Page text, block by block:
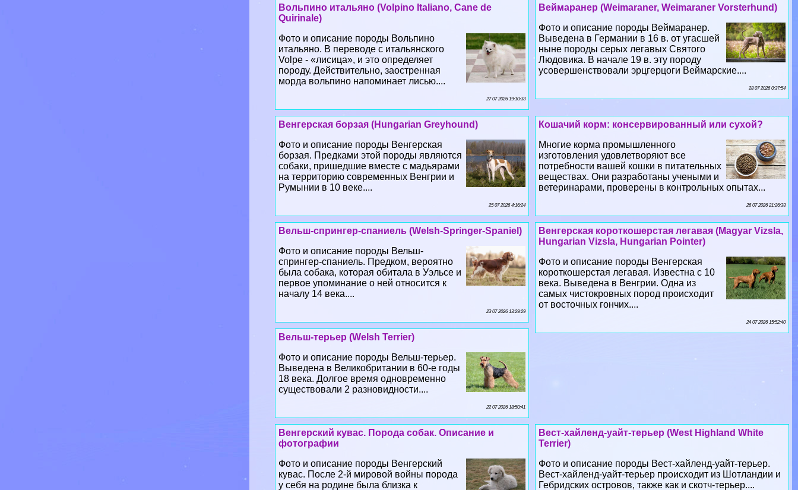
Веймаранер (Weimaraner, Weimaraner Vorsterhund)
Фото и описание породы Веймаранер.
Выведена в Германии в 16 в. от угасшей
ныне породы серых легавых Святого
Людовика. В начале 19 в. эту породу
усовершенствовали эрцгерцоги Веймарские....
28 07 2026 0:37:54
Вольпино итальяно (Volpino Italiano, Cane de
Quirinale)
Фото и описание породы Вольпино
итальяно. В переводе с итальянского
Volpe - «лисица», и это определяет
породу. Действительно, заостренная
морда вольпино напоминает лисью....
27 07 2026 19:10:33
Кошачий корм: консервированный или сухой?
Многие корма промышленного
изготовления удовлетворяют все
потребности вашей кошки в питательных
веществах. Они разработаны учеными и
ветеринарами, проверены в контрольных опытах...
26 07 2026 21:26:33
Венгерская борзая (Hungarian Greyhound)
Фото и описание породы Венгерская
борзая. Предками этой породы являются
собаки, пришедшие вместе с мадьярами
на территорию современных Венгрии и
Румынии в 10 веке....
25 07 2026 4:16:24
Венгерская короткошерстая легавая (Magyar Vizsla,
Hungarian Vizsla, Hungarian Pointer)
Фото и описание породы Венгерская
короткошерстая легавая. Известна с 10
века. Выведена в Венгрии. Одна из
самых чистокровных пород происходит
от восточных гончих....
24 07 2026 15:52:40
Вельш-спрингер-спаниель (Welsh-Springer-Spaniel)
Фото и описание породы Вельш-
спрингер-спаниель. Предком, вероятно
была собака, которая обитала в Уэльсе и
первое упоминание о ней относится к
началу 14 века....
23 07 2026 13:29:29
Вельш-терьер (Welsh Terrier)
Фото и описание породы Вельш-терьер.
Выведена в Великобритании в 60-е годы
18 века. Долгое время одновременно
существовали 2 разновидности....
22 07 2026 18:50:41
Вест-хайленд-уайт-терьер (West Highland White
Terrier)
Фото и описание породы Вест-хайленд-уайт-терьер.
Вест-хайленд-уайт-терьер происходит из Шотландии и
Гебридских островов, также как и скотч-терьер....
Венгерский кувас. Порода собак. Описание и
фотографии
Фото и описание породы Венгерский
кувас. После 2-й мировой войны порода
у себя на родине была близка к